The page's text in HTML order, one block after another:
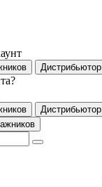
Дистрибьютор
Дистрибьютор
для монтажников